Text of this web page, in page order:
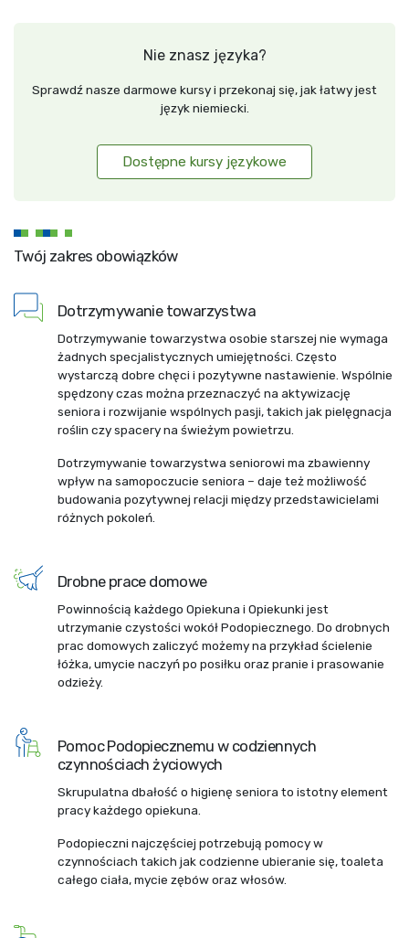
Nie znasz języka?
Sprawdź nasze darmowe kursy i przekonaj się, jak łatwy jest
język niemiecki.
Dostępne kursy językowe
Twój zakres obowiązków
Dotrzymywanie towarzystwa
Dotrzymywanie towarzystwa osobie starszej nie wymaga
żadnych specjalistycznych umiejętności. Często
wystarczą dobre chęci i pozytywne nastawienie. Wspólnie
spędzony czas można przeznaczyć na aktywizację
seniora i rozwijanie wspólnych pasji, takich jak pielęgnacja
roślin czy spacery na świeżym powietrzu.
Dotrzymywanie towarzystwa seniorowi ma zbawienny
wpływ na samopoczucie seniora – daje też możliwość
budowania pozytywnej relacji między przedstawicielami
różnych pokoleń.
Drobne prace domowe
Powinnością każdego Opiekuna i Opiekunki jest
utrzymanie czystości wokół Podopiecznego. Do drobnych
prac domowych zaliczyć możemy na przykład ścielenie
łóżka, umycie naczyń po posiłku oraz pranie i prasowanie
odzieży.
Pomoc Podopiecznemu w codziennych
czynnościach życiowych
Skrupulatna dbałość o higienę seniora to istotny element
pracy każdego opiekuna.
Podopieczni najczęściej potrzebują pomocy w
czynnościach takich jak codzienne ubieranie się, toaleta
całego ciała, mycie zębów oraz włosów.